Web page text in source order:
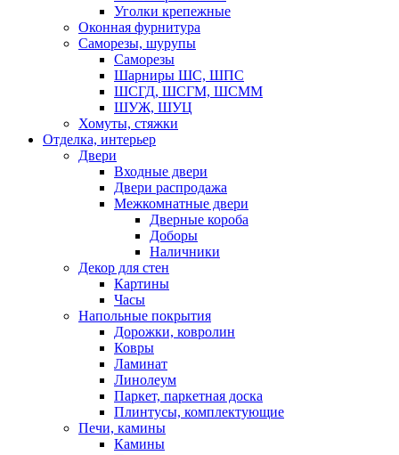
Уголки крепежные
Оконная фурнитура
Саморезы, шурупы
Саморезы
Шарниры ШС, ШПС
ШСГД, ШСГМ, ШСММ
ШУЖ, ШУЦ
Хомуты, стяжки
Отделка, интерьер
Двери
Входные двери
Двери распродажа
Межкомнатные двери
Дверные короба
Доборы
Наличники
Декор для стен
Картины
Часы
Напольные покрытия
Дорожки, ковролин
Ковры
Ламинат
Линолеум
Паркет, паркетная доска
Плинтусы, комплектующие
Печи, камины
Камины